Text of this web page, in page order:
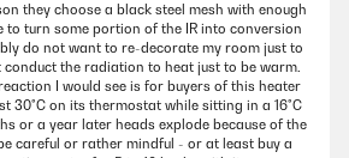
they choose a black steel mesh with enough
to turn some portion of the IR into conversion
do not want to re-decorate my room just to
the radiation to heat just to be warm.
I would see is for buyers of this heater
30°C on its thermostat while sitting in a 16°C
or a year later heads explode because of the
careful or rather mindful - or at least buy a